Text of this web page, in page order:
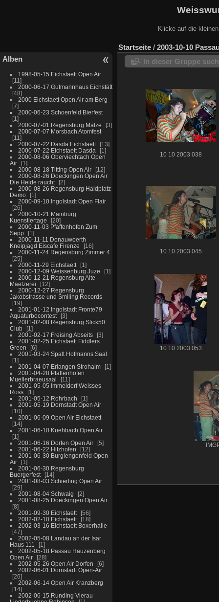
Klicke auf die
Alben
1998-05-15 Eichstaett Open Air
11
2000-06-17 Gutmannhaus Eichstätt
48
2000 Eichstaett Open Air am Berg
7
2000-06-23 Schoenfeld Bierfest
1
2000-07-01 Regensburg Mälze
3
2000-07-07 Morsbach Atomfest
11
2000-07-22 Dasda Eichstaett
13
2000-07-22 Eichstaett Dasda
1
2000-08-06 Oberviechtach Open
Air
1
2000-08-18 Titting Open Air
12
2000-08-26 Doeckingen Open Air
Die Heide raucht
2
2000-08-26 Regensburg Haidplatz
Demo
1
2000-09-10 Ingolstadt Open Flair
26
2000-10-21 Mainburg
Kuenstlertage
20
2000-11-03 Pfaffenhofen Zum
Sepp
1
2000-11-11 Donauwoerth
Kneipjagd Eiscafe Firenze
16
2000-11-24 Regensburg Zimmer 4
25
2000-11-29 Eichstaett
1
2000-12-09 Weissenburg Juze
1
2000-12-21 Regensburg Alte
Maelzerei
12
2000-12-27 Regensburg
Jakobstrasse und Smiling Records
19
2001-01-12 Ingolstadt Fronte79
Aquaturbocontest
3
2001-02-08 Regensburg Slick50
Club
1
2001-02-17 Freising Abseits
3
2001-02-25 Eichstaett Fiddlers
Green
6
2001-03-24 Spalt Hofmanns Saal
1
2001-04-07 Erlangen Strohalm
1
2001-04-28 Pfaffenhofen
Muellerbraeusaal
11
2001-05-05 Immeldorf Weisses
Ross
1
2001-05-12 Rohrbach
1
2001-05-19 Dornstadt Open Air
10
2001-06-09 Open Air Eichstaett
14
2001-06-10 Kuehbach Open Air
1
2001-06-16 Dorfen Open Air
5
2001-06-22 Hitzhofen
12
2001-06-30 Burglengenfeld Open
Air
1
2001-06-30 Regensburg
Buergerfest
14
2001-08-03 Schierling Open Air
29
2001-08-04 Schwaig
2
2001-08-25 Doeckingen Open Air
8
2001-09-30 Eichstaett
56
2002-02-10 Eichstaett
18
2002-03-16 Eichstaett Boxerhalle
47
2002-05-08 Landau an der Isar
Haus 111
1
2002-05-18 Passau Hauzenberg
Open Air
28
2002-05-26 Open Air Dorfen
6
2002-06-01 Dornstadt Open-Air
26
2002-06-14 Open Air Kranzberg
14
2002-06-15 Runding Vierau
Startseite / 2003-10-10
In dieser Gruppe
10 10 2003 038
10 10 2003 045
10 10 2003 053